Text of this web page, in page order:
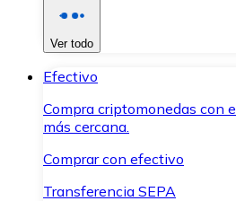
Ver todo
Efectivo
Compra criptomonedas con
más cercana.
Comprar con efectivo
Transferencia SEPA